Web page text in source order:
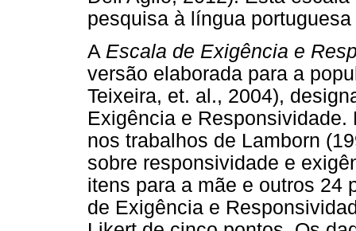
pesquisa à língua
A Escala de Exigência e
versão elaborada para a
Teixeira, et. al., 2004),
Exigência e
nos trabalhos de Lamborn
sobre responsividade e
itens para a mãe e outros 24
de Exigência e